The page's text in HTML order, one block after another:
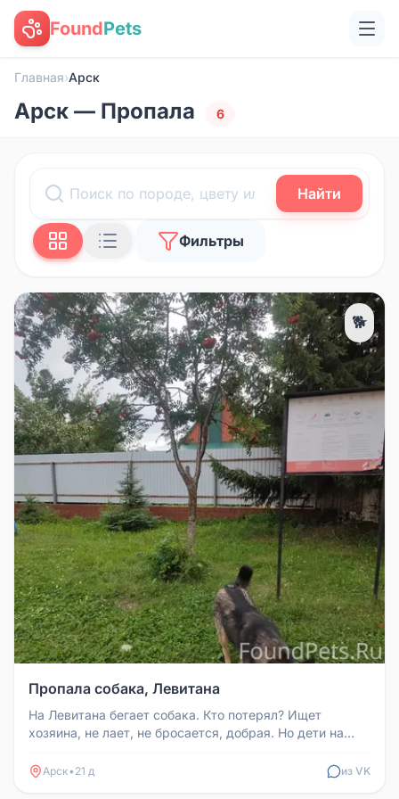
FoundPets
Главная›Арск
Арск — Пропала 6
Найти
Фильтры
🐕
Пропала собака, Левитана
На Левитана бегает собака. Кто потерял? Ищет
хозяина, не лает, не бросается, добрая. Но дети на
Арск• 21 д из VK